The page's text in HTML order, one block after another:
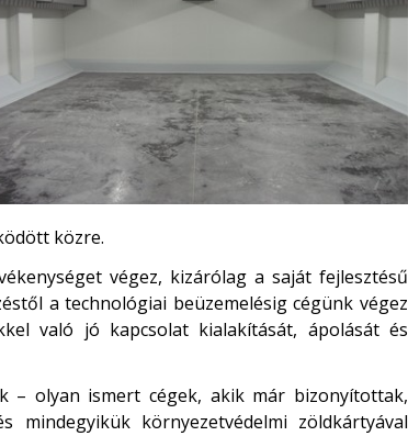
közre.
végez, kizárólag a saját fejlesztésű
a technológiai beüzemelésig cégünk végez
való jó kapcsolat kialakítását, ápolását és
– olyan ismert cégek, akik már bizonyítottak,
mindegyikük környezetvédelmi zöldkártyával